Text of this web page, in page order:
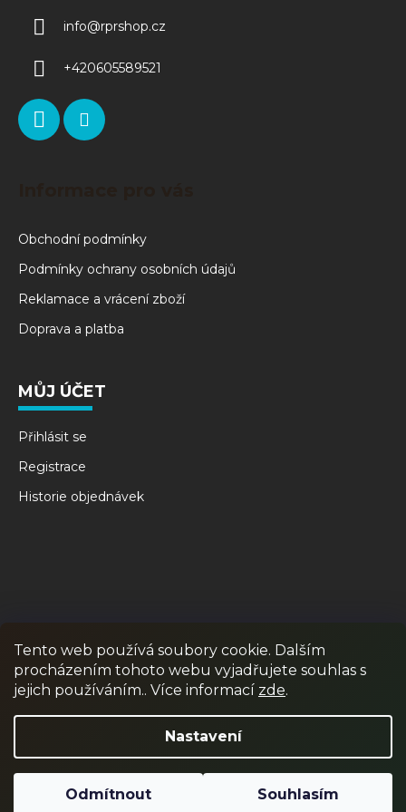
Tento web používá soubory cookie. Dalším
procházením tohoto webu vyjadřujete souhlas s
jejich používáním.. Více informací zde.
Nastavení
Odmítnout Souhlasím
info@rprshop.cz
+420605589521
Obchodní podmínky
Podmínky ochrany osobních údajů
Reklamace a vrácení zboží
Doprava a platba
MŮJ ÚČET
Přihlásit se
Registrace
Historie objednávek
RPR GAMES PAINTBALL JUNIOR PAINTBALL
Vytvořil Shoptet